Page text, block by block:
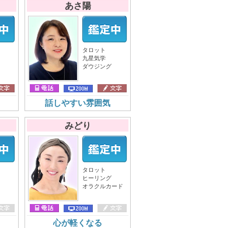
あさ陽
タロット
九星気学
ダウジング
話しやすい雰囲気
みどり
タロット
ヒーリング
オラクルカード
心が軽くなる